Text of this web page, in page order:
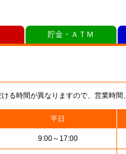
る時間が異なりますので、営業時間
平日
9:00～17:00
貯金・ＡＴＭ